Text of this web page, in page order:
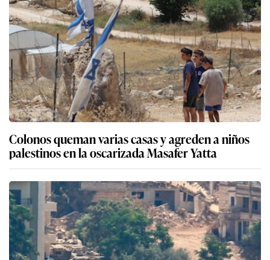
Colonos queman varias casas y agreden a niños
palestinos en la oscarizada Masafer Yatta